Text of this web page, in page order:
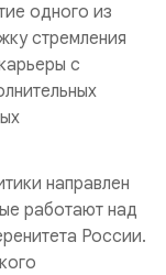
одного из
стремления
с
направлен
работают над
России.